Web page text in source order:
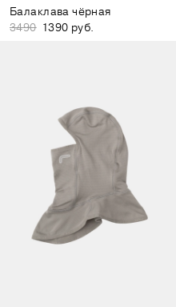
Балаклава чёрная
3490 1390 руб.